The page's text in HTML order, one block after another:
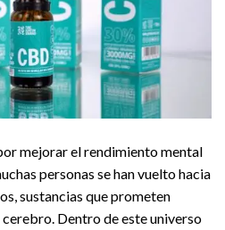
mejorar el rendimiento mental
personas se han vuelto hacia
sustancias que prometen
Dentro de este universo